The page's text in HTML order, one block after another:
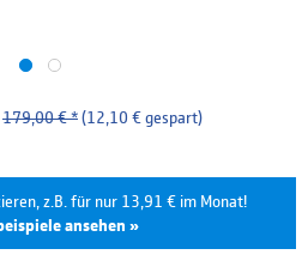
179,00 € *(12,10 € gespart)
z.B. für nur 13,91 € im Monat!
ansehen »